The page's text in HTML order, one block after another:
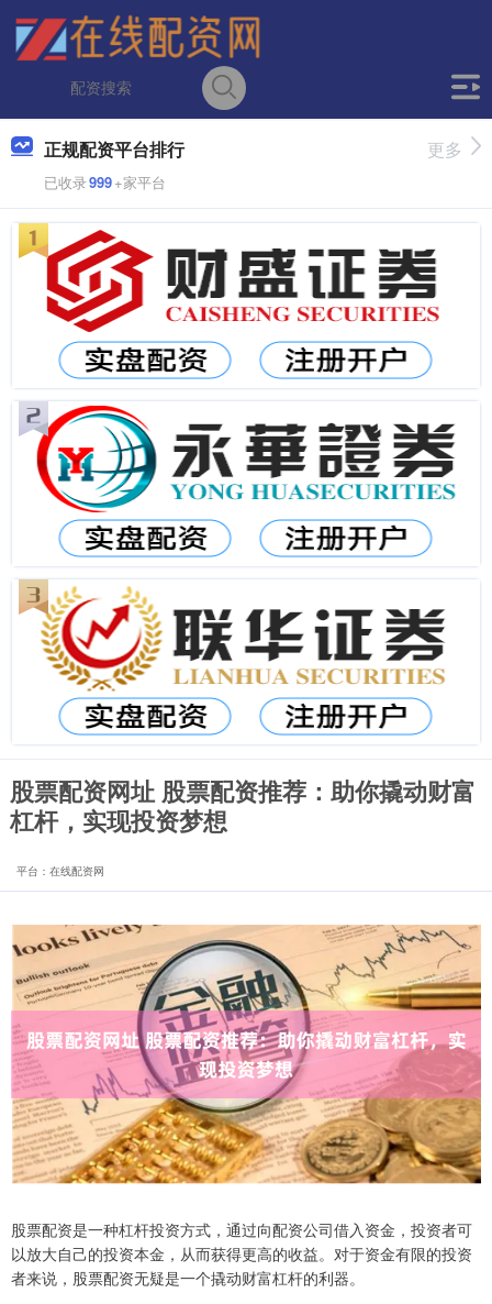
正规配资平台排行
已收录999+家平台
更多
股票配资网址 股票配资推荐：助你撬动财富
杠杆，实现投资梦想
平台：在线配资网
股票配资是一种杠杆投资方式，通过向配资公司借入资金，投资者可
以放大自己的投资本金，从而获得更高的收益。对于资金有限的投资
者来说，股票配资无疑是一个撬动财富杠杆的利器。